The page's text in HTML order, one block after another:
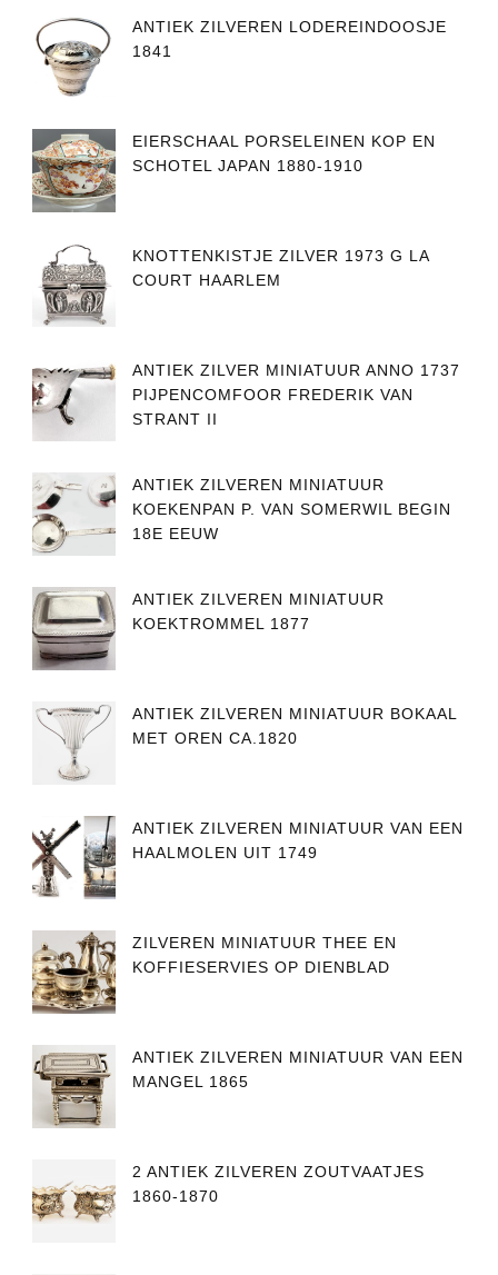
ANTIEK ZILVEREN LODEREINDOOSJE
1841
EIERSCHAAL PORSELEINEN KOP EN
SCHOTEL JAPAN 1880-1910
KNOTTENKISTJE ZILVER 1973 G LA
COURT HAARLEM
ANTIEK ZILVER MINIATUUR ANNO 1737
PIJPENCOMFOOR FREDERIK VAN
STRANT II
ANTIEK ZILVEREN MINIATUUR
KOEKENPAN P. VAN SOMERWIL BEGIN
18E EEUW
ANTIEK ZILVEREN MINIATUUR
KOEKTROMMEL 1877
ANTIEK ZILVEREN MINIATUUR BOKAAL
MET OREN CA.1820
ANTIEK ZILVEREN MINIATUUR VAN EEN
HAALMOLEN UIT 1749
ZILVEREN MINIATUUR THEE EN
KOFFIESERVIES OP DIENBLAD
ANTIEK ZILVEREN MINIATUUR VAN EEN
MANGEL 1865
2 ANTIEK ZILVEREN ZOUTVAATJES
1860-1870